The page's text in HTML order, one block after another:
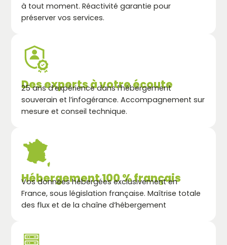
à tout moment. Réactivité garantie pour
préserver vos services.
Des experts à votre écoute
25 ans d’expérience dans l’hébergement
souverain et l’infogérance. Accompagnement sur
mesure et conseil technique.
Hébergement 100 % français
Vos données hébergées exclusivement en
France, sous législation française. Maîtrise totale
des flux et de la chaîne d’hébergement